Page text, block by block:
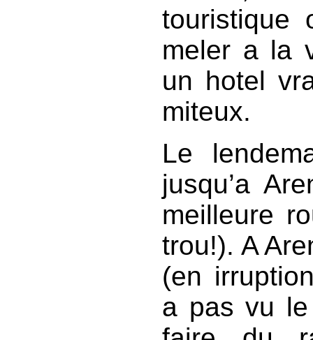
touristique
meler a la
un hotel
miteux.
Le
jusqu’a
meilleure
trou!). A
(en
a pas vu